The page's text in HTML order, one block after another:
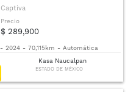
Captiva
Precio
$ 289,900
- 2024 - 70,115km - Automática
Kasa Naucalpan
ESTADO DE MÉXICO